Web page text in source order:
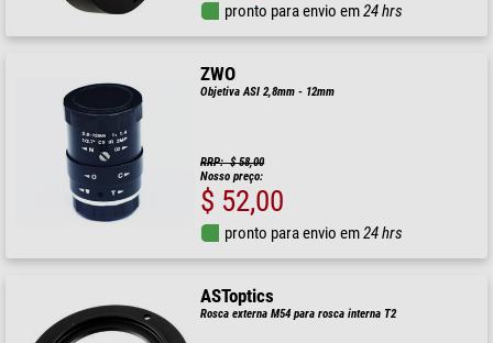
pronto para envio em24 hrs
ZWO
Objetiva ASI 2,8mm - 12mm
RRP: $ 58,00
Nosso preço:
$ 52,00
pronto para envio em24 hrs
ASToptics
Rosca externa M54 para rosca interna T2